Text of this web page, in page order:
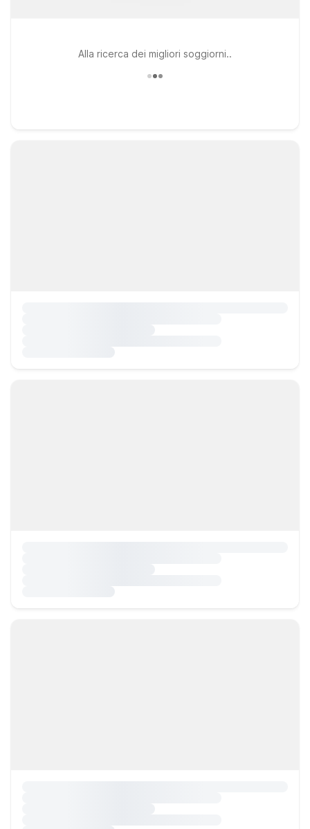
Alla ricerca dei migliori soggiorni..